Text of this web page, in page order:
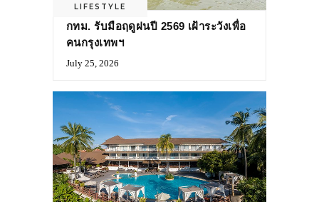
LIFESTYLE
กทม. รับมือฤดูฝนปี 2569 เฝ้าระวังเพื่อ
คนกรุงเทพฯ
July 25, 2026